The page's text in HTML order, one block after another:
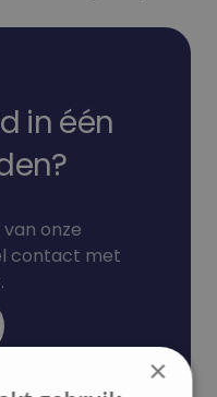
in één
onze
contact met
×